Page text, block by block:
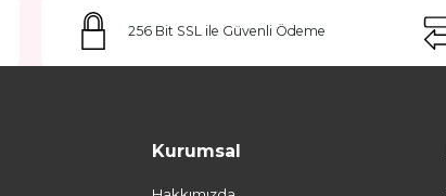
256 Bit SSL ile Güvenli Ödeme
Kurumsal